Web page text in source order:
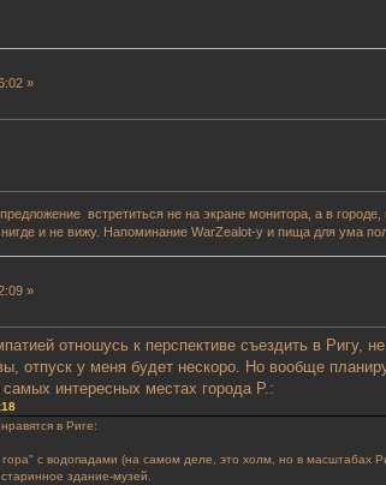
»
встретиться не на экране монитора, а в
и не вижу. Напоминание WarZealot-у и пища для ума
»
отношусь к перспективе съездить в Ригу,
отпуск у меня будет нескоро. Но вообще
интересных местах города Р.:
в Риге:
с водопадами (на самом деле, это холм, но в масштабах
здание-музей.